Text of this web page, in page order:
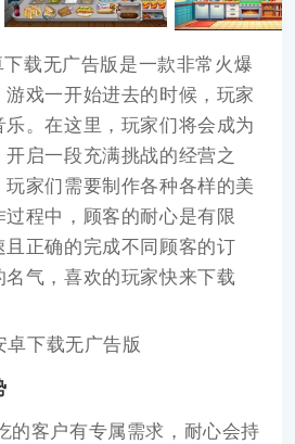
载无广告版 是一款非常火爆
戏一开始进去的时候，玩家
。在这里，玩家们将会成为
启一段充满挑战的经营之
家们需要制作各种各样的美
程中，顾客的耐心是有限
正确的完成不同顾客的订
气，喜欢的玩家快来下载
的客户有专属需求，耐心会持